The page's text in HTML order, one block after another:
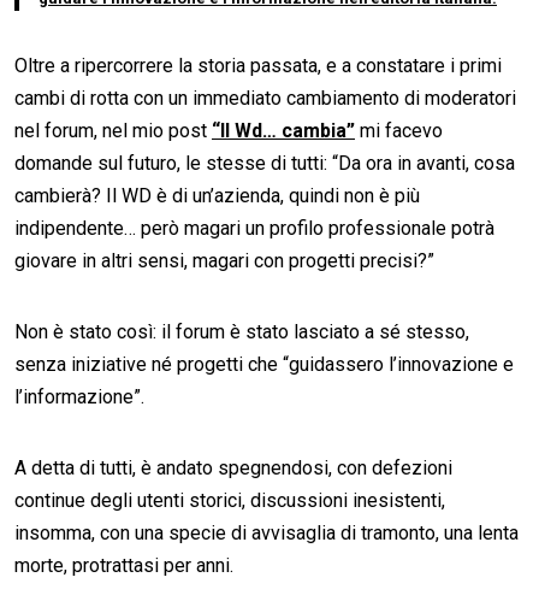
Oltre a ripercorrere la storia passata, e a constatare i primi
cambi di rotta con un immediato cambiamento di moderatori
nel forum, nel mio post “Il Wd… cambia” mi facevo
domande sul futuro, le stesse di tutti: “Da ora in avanti, cosa
cambierà? Il WD è di un’azienda, quindi non è più
indipendente… però magari un profilo professionale potrà
giovare in altri sensi, magari con progetti precisi?”
Non è stato così: il forum è stato lasciato a sé stesso,
senza iniziative né progetti che “guidassero l’innovazione e
l’informazione”.
A detta di tutti, è andato spegnendosi, con defezioni
continue degli utenti storici, discussioni inesistenti,
insomma, con una specie di avvisaglia di tramonto, una lenta
morte, protrattasi per anni.